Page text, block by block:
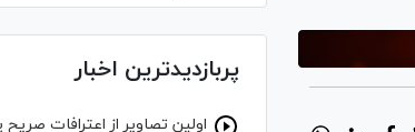
پربازدیدترین اخبار
اولین تصاویر از اعترافات صریح